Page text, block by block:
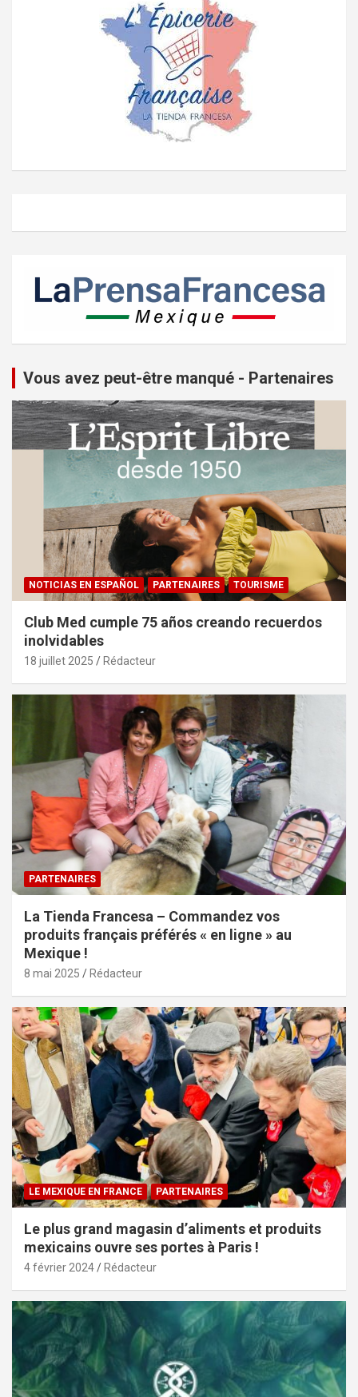
Vous avez peut-être manqué - Partenaires
NOTICIAS EN ESPAÑOL PARTENAIRES TOURISME
Club Med cumple 75 años creando recuerdos
inolvidables
18 juillet 2025 Rédacteur
PARTENAIRES
La Tienda Francesa – Commandez vos
produits français préférés « en ligne » au
Mexique !
8 mai 2025 Rédacteur
LE MEXIQUE EN FRANCE PARTENAIRES
Le plus grand magasin d’aliments et produits
mexicains ouvre ses portes à Paris !
4 février 2024 Rédacteur